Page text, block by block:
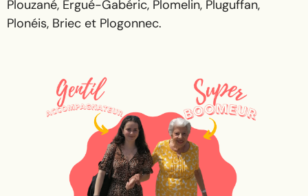
Plouzané, Ergué-Gabéric, Plomelin, Pluguffan,
Plonéis, Briec et Plogonnec.